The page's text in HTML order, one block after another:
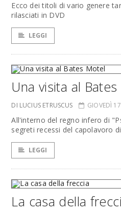
Ecco dei titoli di vario genere
rilasciati in DVD
LEGGI
Una visita al
DI LUCIUS ETRUSCUS GIOVEDÌ
All'interno del regno infero di
segreti recessi del capolavoro
LEGGI
La casa della